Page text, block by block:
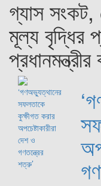
গ্যাস সংকট,
মূল্য বৃদ্ধির